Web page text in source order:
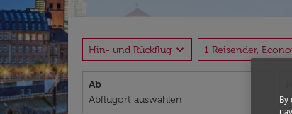
Hin- und Rückflug expand_more 1 Reisender,
Ab
By